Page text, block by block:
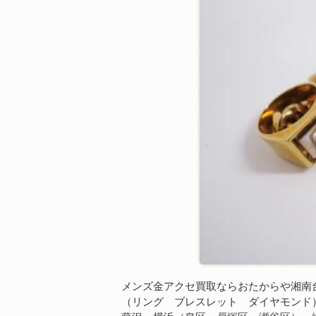
メンズ金アクセ買取ならおたからや湘南
（リング ブレスレット ダイヤモンド